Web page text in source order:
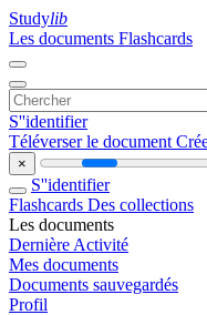
Studylib
Les documents Flashcards
S''identifier
Téléverser le document
×
S''identifier
Flashcards Des collections
Les documents
Dernière Activité
Mes documents
Documents sauvegardés
Profil